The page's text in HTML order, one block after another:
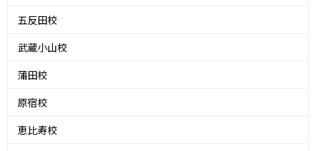
五反田校
武蔵小山校
蒲田校
原宿校
恵比寿校